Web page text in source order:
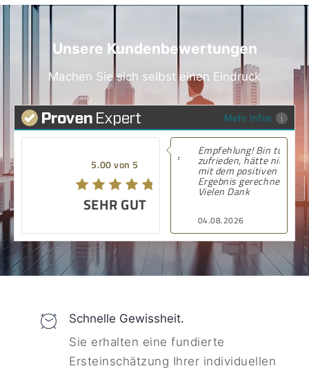
Unsere Kundenbewertungen
Machen Sie sich selbst einen Eindruck
Mehr Infos
5.00 von 5
SEHR GUT
04.08.2026
Empfehlung! Bin total
zufrieden, hätte nicht
mit dem positiven
Ergebnis gerechnet.
Vielen Dank
Schnelle Gewissheit.
Sie erhalten eine fundierte
Ersteinschätzung Ihrer individuellen